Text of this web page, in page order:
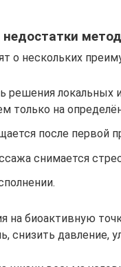
о нескольких
решения локальных
только на
после первой
снимается
на биоактивную
снизить давление,